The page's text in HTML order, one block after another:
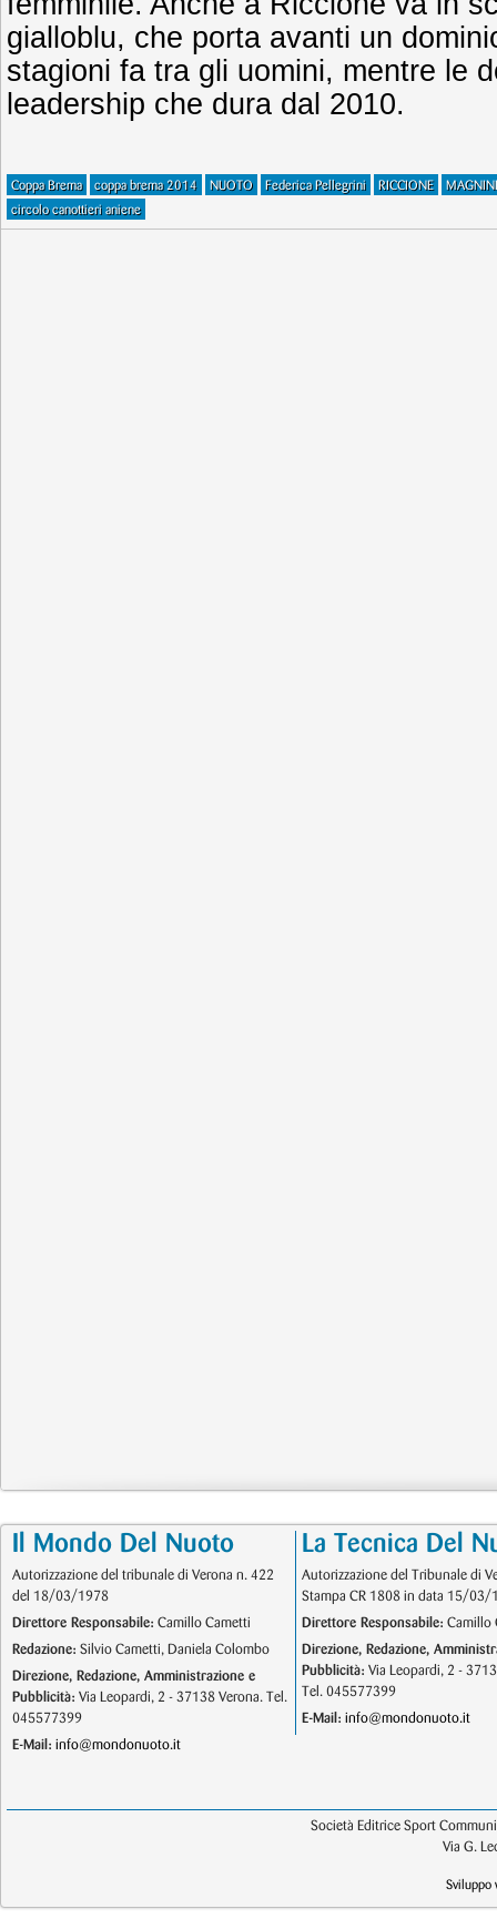
gialloblu, che porta avanti un
stagioni fa tra gli uomini, mentre le
leadership che dura dal 2010.
Coppa Brema coppa brema 2014 NUOTO Federica Pellegrini RICCIONE
MAGNINI
circolo canottieri aniene
Il Mondo Del Nuoto
Autorizzazione del tribunale di Verona n. 422
del 18/03/1978
Direttore Responsabile: Camillo Cametti
Redazione: Silvio Cametti, Daniela Colombo
Direzione, Redazione, Amministrazione e
Pubblicità: Via Leopardi, 2 - 37138 Verona. Tel.
045577399
E-Mail: info@mondonuoto.it
La Tecnica Del
Autorizzazione del Tribunale di
Stampa CR 1808 in data 15/03/
Direttore Responsabile: Camillo
Direzione, Redazione,
Pubblicità: Via Leopardi, 2 -
Tel. 045577399
E-Mail: info@mondonuoto.it
Società Editrice Sport
Via G.
Sviluppo